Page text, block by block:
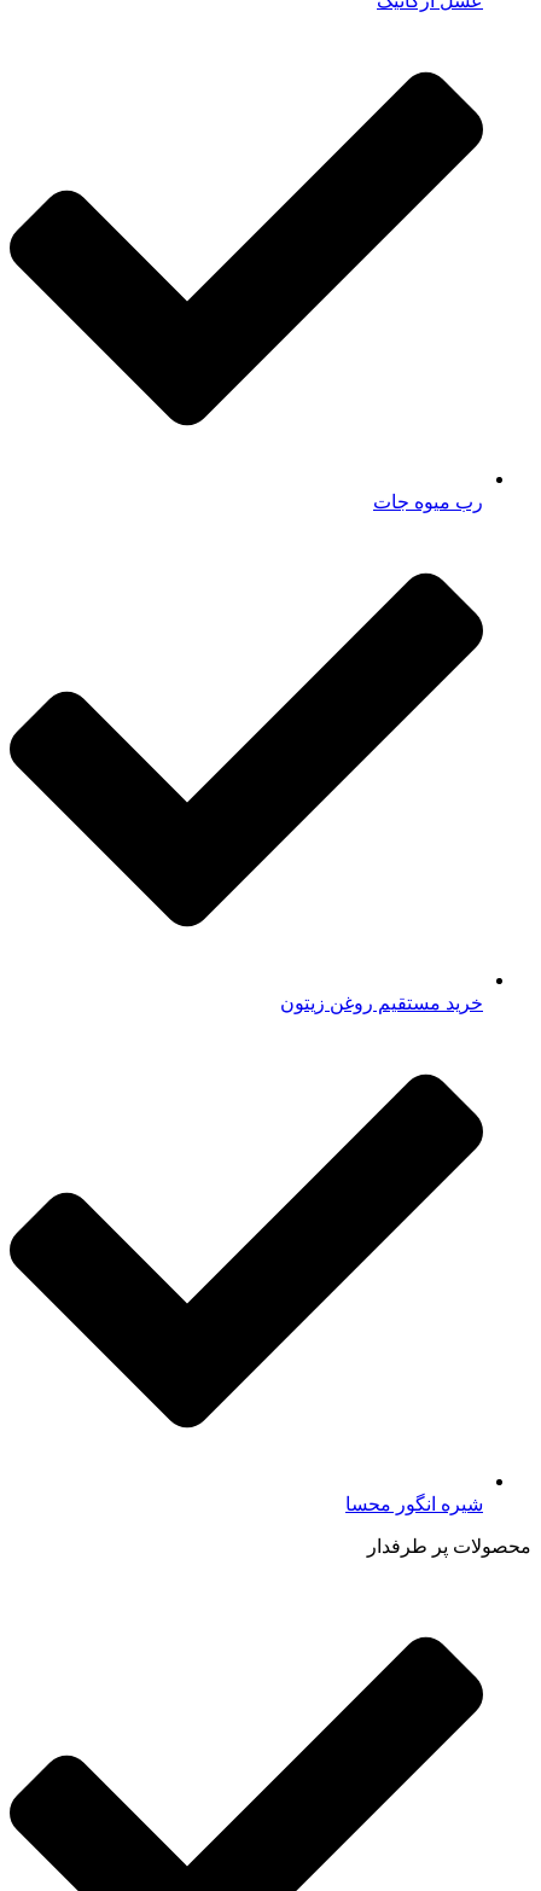
رب میوه جات
خرید مستقیم روغن زیتون
شیره انگور محسا
محصولات پر طرفدار